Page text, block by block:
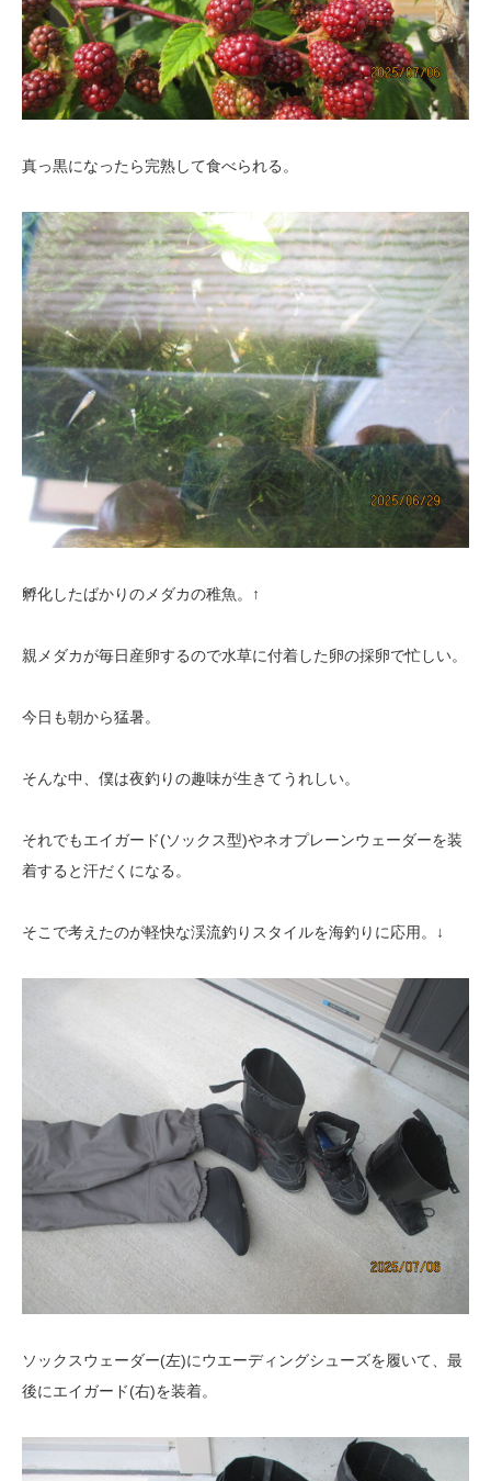
真っ黒になったら完熟して食べられる。
孵化したばかりのメダカの稚魚。↑
親メダカが毎日産卵するので水草に付着した卵の採卵で忙しい。
今日も朝から猛暑。
そんな中、僕は夜釣りの趣味が生きてうれしい。
それでもエイガード(ソックス型)やネオプレーンウェーダーを装
着すると汗だくになる。
そこで考えたのが軽快な渓流釣りスタイルを海釣りに応用。↓
ソックスウェーダー(左)にウエーディングシューズを履いて、最
後にエイガード(右)を装着。